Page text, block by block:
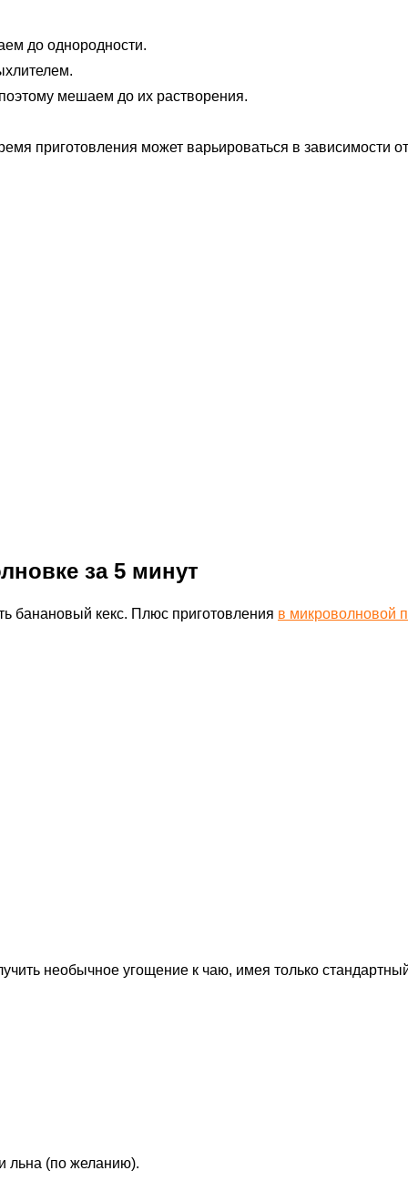
до однородности.
мешаем до их растворения.
приготовления может варьироваться в зависимости
за 5 минут
банановый кекс. Плюс приготовления в микроволновой
необычное угощение к чаю, имея только
льна (по желанию).